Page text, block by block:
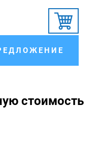
стоимость